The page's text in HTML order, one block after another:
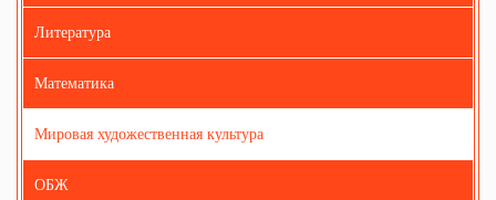
Литература
Математика
Мировая художественная культура
ОБЖ